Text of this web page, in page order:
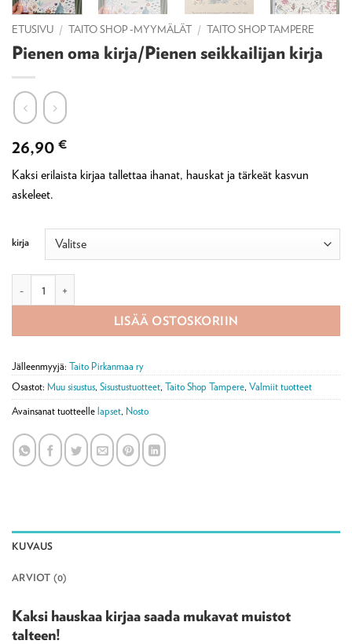
ETUSIVU / TAITO SHOP -MYYMÄLÄT / TAITO SHOP TAMPERE
Pienen oma kirja/Pienen seikkailijan kirja
26,90 €
Kaksi erilaista kirjaa tallettaa ihanat, hauskat ja tärkeät kasvun
askeleet.
kirja
LISÄÄ OSTOSKORIIN
Jälleenmyyjä: Taito Pirkanmaa ry
Osastot: Muu sisustus, Sisustustuotteet, Taito Shop Tampere, Valmiit tuotteet
Avainsanat tuotteelle lapset, Nosto
KUVAUS
ARVIOT (0)
Kaksi hauskaa kirjaa saada mukavat muistot
talteen!